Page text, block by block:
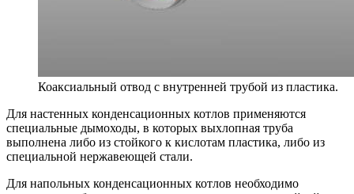
Коаксиальный отвод с внутренней трубой из пластика.
Для настенных конденсационных котлов применяются
специальные дымоходы, в которых выхлопная труба
выполнена либо из стойкого к кислотам пластика, либо из
специальной нержавеющей стали.
Для напольных конденсационных котлов необходимо